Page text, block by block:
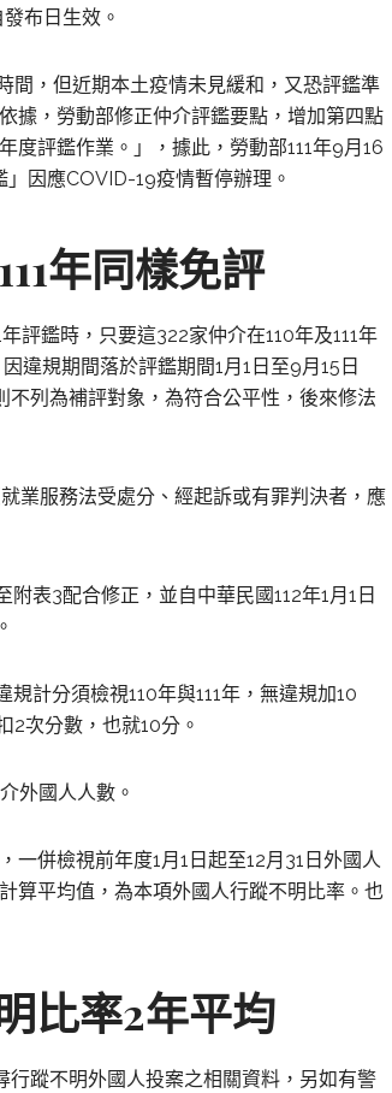
布日生效。
間，但近期本土疫情未見緩和，又恐評鑑準
據，勞動部修正仲介評鑑要點，增加第四點
度評鑑作業。」，據此，勞動部111年9月16
因應COVID-19疫情暫停辦理。
年同樣免評
評鑑時，只要這322家仲介在110年及111年
違規期間落於評鑑期間1月1日至9月15日
列為補評對象，為符合公平性，後來修法
業服務法受處分、經起訴或有罪判決者，應
附表3配合修正，並自中華民國112年1月1日
計分須檢視110年與111年，無違規加10
2次分數，也就10分。
外國人人數。
併檢視前年度1月1日起至12月31日外國人
算平均值，為本項外國人行蹤不明比率。也
比率2年平均
蹤不明外國人投案之相關資料，另如有警